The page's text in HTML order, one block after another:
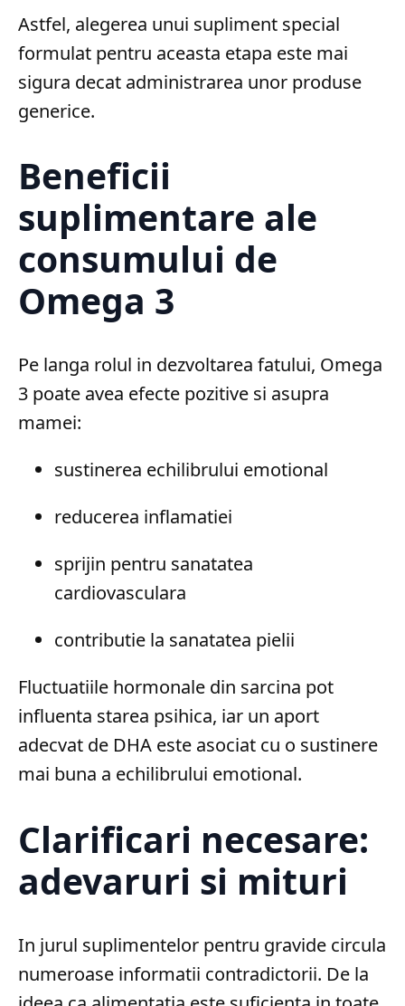
Astfel, alegerea unui supliment special
formulat pentru aceasta etapa este mai
sigura decat administrarea unor produse
generice.
Beneficii
suplimentare ale
consumului de
Omega 3
Pe langa rolul in dezvoltarea fatului, Omega
3 poate avea efecte pozitive si asupra
mamei:
sustinerea echilibrului emotional
reducerea inflamatiei
sprijin pentru sanatatea
cardiovasculara
contributie la sanatatea pielii
Fluctuatiile hormonale din sarcina pot
influenta starea psihica, iar un aport
adecvat de DHA este asociat cu o sustinere
mai buna a echilibrului emotional.
Clarificari necesare:
adevaruri si mituri
In jurul suplimentelor pentru gravide circula
numeroase informatii contradictorii. De la